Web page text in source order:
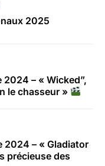
2025
2024 – « Wicked”,
le chasseur »
2024 – « Gladiator
précieuse des